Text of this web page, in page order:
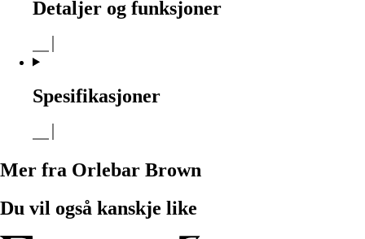
Detaljer og funksjoner
Spesifikasjoner
Mer fra Orlebar Brown
Du vil også kanskje like